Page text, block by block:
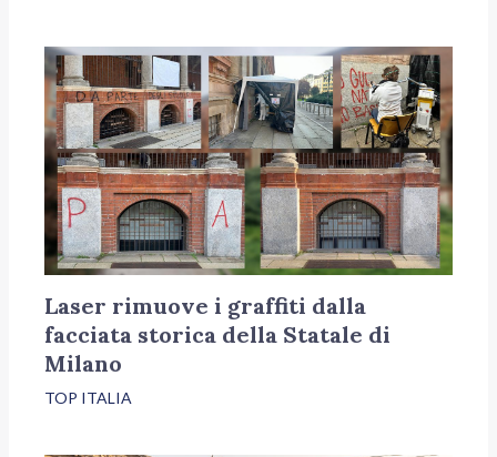
Laser rimuove i graffiti dalla
facciata storica della Statale di
Milano
TOP ITALIA